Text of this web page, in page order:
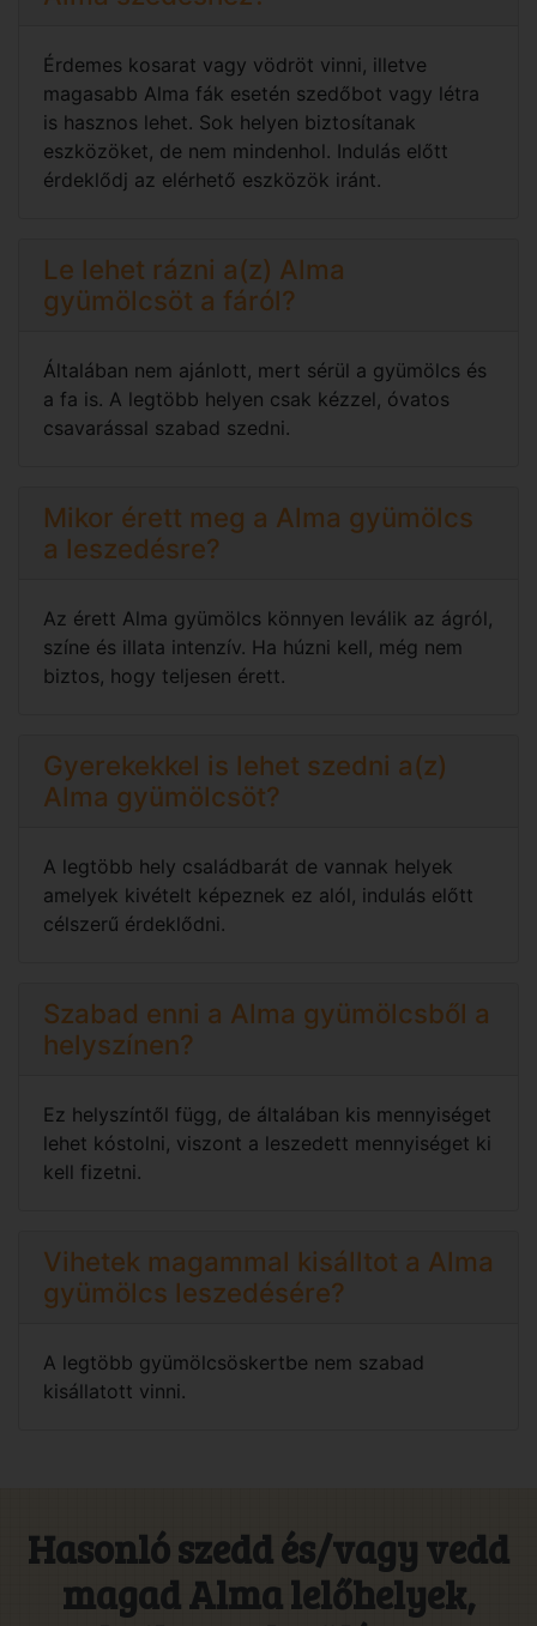
Érdemes kosarat vagy vödröt vinni, illetve
magasabb Alma fák esetén szedőbot vagy létra
is hasznos lehet. Sok helyen biztosítanak
eszközöket, de nem mindenhol. Indulás előtt
érdeklődj az elérhető eszközök iránt.
Le lehet rázni a(z) Alma
gyümölcsöt a fáról?
Általában nem ajánlott, mert sérül a gyümölcs és
a fa is. A legtöbb helyen csak kézzel, óvatos
csavarással szabad szedni.
Mikor érett meg a Alma gyümölcs
a leszedésre?
Az érett Alma gyümölcs könnyen leválik az ágról,
színe és illata intenzív. Ha húzni kell, még nem
biztos, hogy teljesen érett.
Gyerekekkel is lehet szedni a(z)
Alma gyümölcsöt?
A legtöbb hely családbarát de vannak helyek
amelyek kivételt képeznek ez alól, indulás előtt
célszerű érdeklődni.
Szabad enni a Alma gyümölcsből a
helyszínen?
Ez helyszíntől függ, de általában kis mennyiséget
lehet kóstolni, viszont a leszedett mennyiséget ki
kell fizetni.
Vihetek magammal kisálltot a Alma
gyümölcs leszedésére?
A legtöbb gyümölcsöskertbe nem szabad
kisállatott vinni.
Hasonló szedd és/vagy vedd
magad Alma lelőhelyek,